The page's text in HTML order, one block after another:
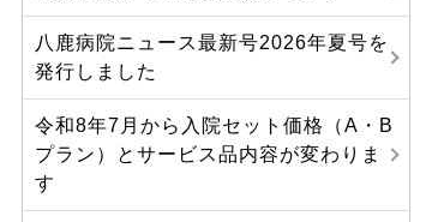
八鹿病院ニュース最新号2026年夏号を
発行しました
令和8年7月から入院セット価格（A・B
プラン）とサービス品内容が変わりま
す